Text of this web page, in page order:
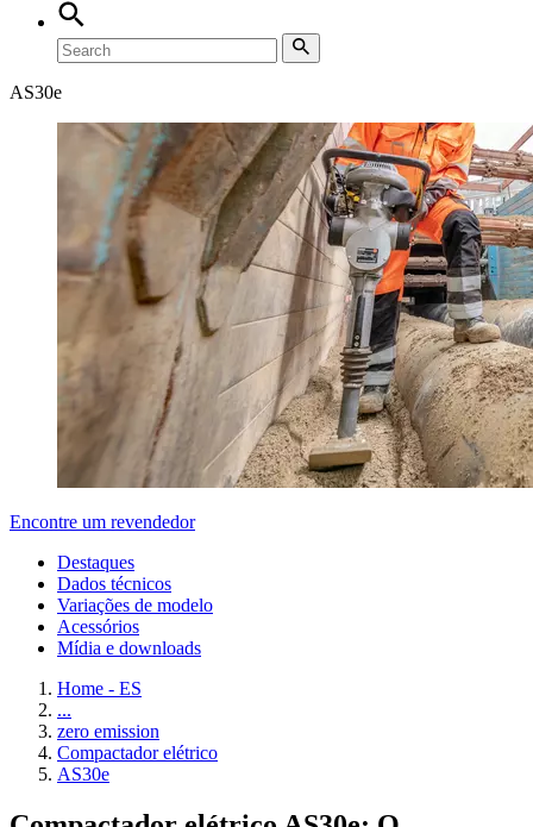
AS30e
Encontre um revendedor
Destaques
Dados técnicos
Variações de modelo
Acessórios
Mídia e downloads
Home - ES
...
zero emission
Compactador elétrico
AS30e